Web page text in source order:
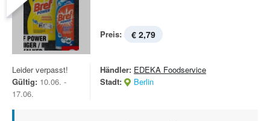
Preis: € 2,79
Leider verpasst!
Gültig: 10.06. -
17.06.
Händler: EDEKA Foodservice
Stadt:
Berlin